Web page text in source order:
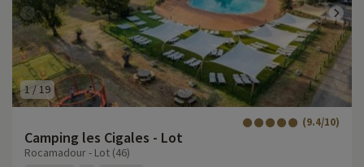
1 / 19
Camping les Cigales - Lot
(9.4/10)
Rocamadour - Lot (46)